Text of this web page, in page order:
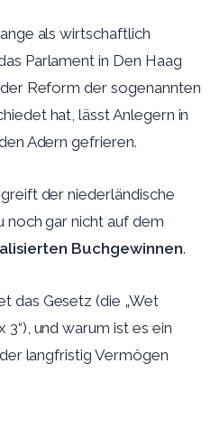
als wirtschaftlich
Parlament in Den Haag
Reform der sogenannten
hat, lässt Anlegern in
Adern gefrieren.
greift der niederländische
noch gar nicht auf dem
Buchgewinnen.
das Gesetz (die „Wet
und warum ist es ein
langfristig Vermögen